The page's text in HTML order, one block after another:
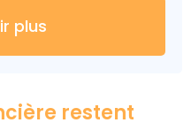
plus
restent